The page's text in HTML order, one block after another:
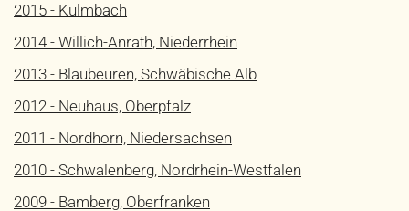
2015 - Kulmbach
2014 - Willich-Anrath, Niederrhein
2013 - Blaubeuren, Schwäbische Alb
2012 - Neuhaus, Oberpfalz
2011 - Nordhorn, Niedersachsen
2010 - Schwalenberg, Nordrhein-Westfalen
2009 - Bamberg, Oberfranken